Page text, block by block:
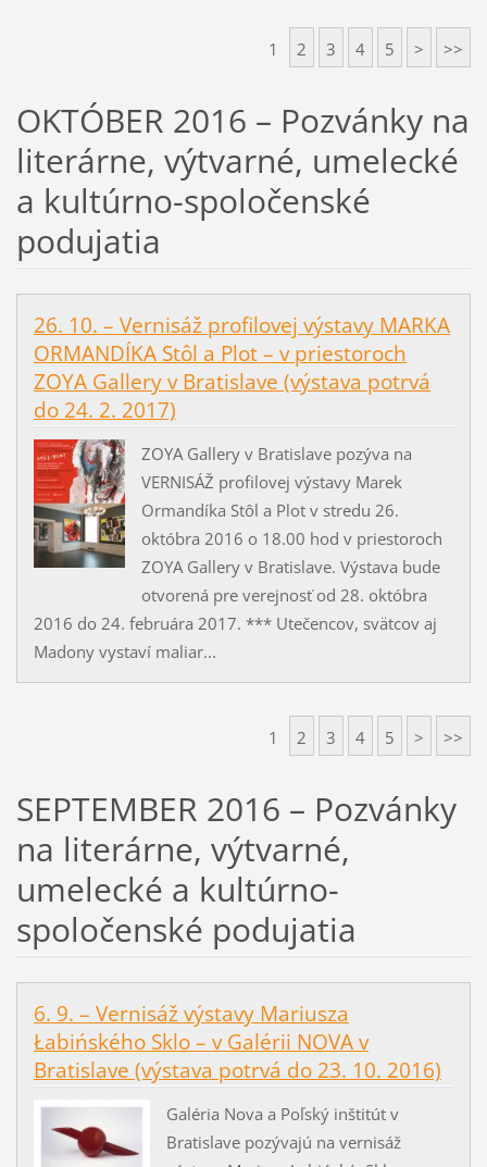
1 2 3 4 5 > >>
OKTÓBER 2016 – Pozvánky na
literárne, výtvarné, umelecké
a kultúrno-spoločenské
podujatia
26. 10. – Vernisáž profilovej výstavy MARKA
ORMANDÍKA Stôl a Plot – v priestoroch
ZOYA Gallery v Bratislave (výstava potrvá
do 24. 2. 2017)
ZOYA Gallery v Bratislave pozýva na
VERNISÁŽ profilovej výstavy Marek
Ormandíka Stôl a Plot v stredu 26.
októbra 2016 o 18.00 hod v priestoroch
ZOYA Gallery v Bratislave. Výstava bude
otvorená pre verejnosť od 28. októbra
2016 do 24. februára 2017. *** Utečencov, svätcov aj
Madony vystaví maliar...
1 2 3 4 5 > >>
SEPTEMBER 2016 – Pozvánky
na literárne, výtvarné,
umelecké a kultúrno-
spoločenské podujatia
6. 9. – Vernisáž výstavy Mariusza
Łabińského Sklo – v Galérii NOVA v
Bratislave (výstava potrvá do 23. 10. 2016)
Galéria Nova a Poľský inštitút v
Bratislave pozývajú na vernisáž